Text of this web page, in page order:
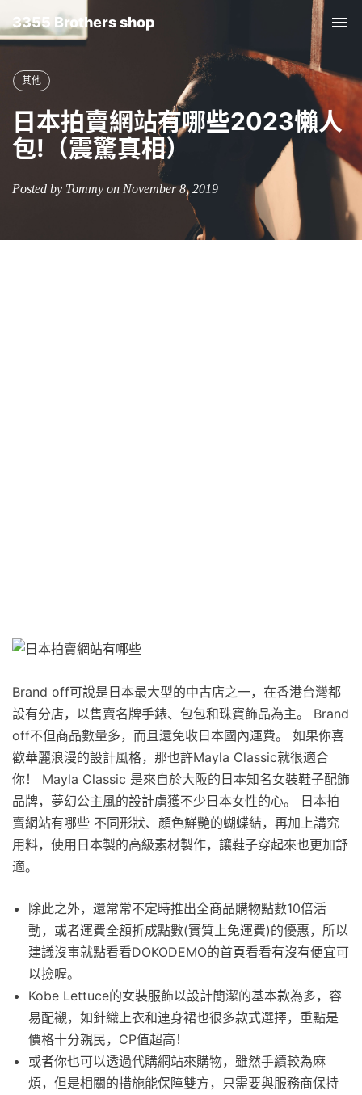
3355 Brothers shop
其他
日本拍賣網站有哪些2023懶人
包!（震驚真相）
Posted by Tommy on November 8, 2019
Brand off可說是日本最大型的中古店之一，在香港台灣都
設有分店，以售賣名牌手錶、包包和珠寶飾品為主。 Brand
off不但商品數量多，而且還免收日本國內運費。 如果你喜
歡華麗浪漫的設計風格，那也許Mayla Classic就很適合
你！ Mayla Classic 是來自於大阪的日本知名女裝鞋子配飾
品牌，夢幻公主風的設計虜獲不少日本女性的心。 日本拍
賣網站有哪些 不同形狀、顔色鮮艷的蝴蝶結，再加上講究
用料，使用日本製的高級素材製作，讓鞋子穿起來也更加舒
適。
除此之外，還常常不定時推出全商品購物點數10倍活
動，或者運費全額折成點數(實質上免運費)的優惠，所以
建議沒事就點看看DOKODEMO的首頁看看有沒有便宜可
以撿喔。
Kobe Lettuce的女裝服飾以設計簡潔的基本款為多，容
易配襯，如針織上衣和連身裙也很多款式選擇，重點是
價格十分親民，CP值超高！
或者你也可以透過代購網站來購物，雖然手續較為麻
煩，但是相關的措施能保障雙方，只需要與服務商保持